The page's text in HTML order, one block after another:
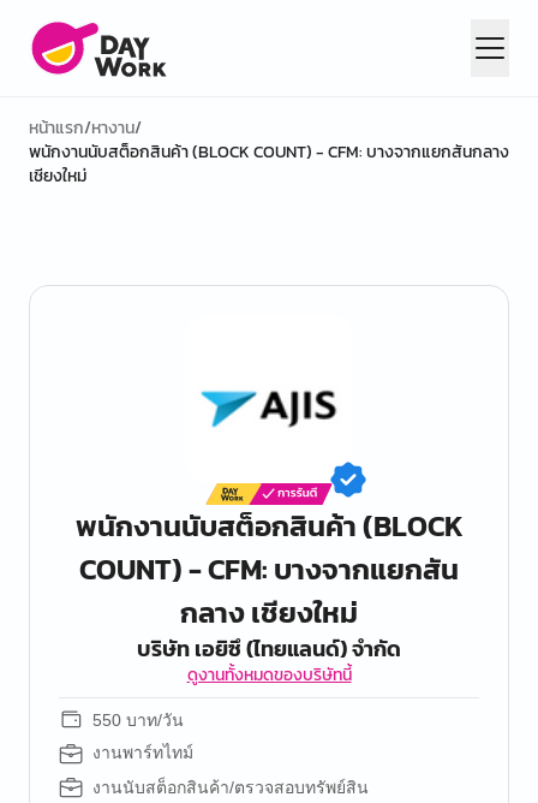
หน้าแรก/หางาน/
พนักงานนับสต็อกสินค้า (BLOCK COUNT) - CFM: บางจากแยกสันกลาง
เชียงใหม่
พนักงานนับสต็อกสินค้า (BLOCK
COUNT) - CFM: บางจากแยกสัน
กลาง เชียงใหม่
บริษัท เอยิซึ (ไทยแลนด์) จำกัด
ดูงานทั้งหมดของบริษัทนี้
550 บาท/วัน
งานพาร์ทไทม์
งานนับสต็อกสินค้า/ตรวจสอบทรัพย์สิน